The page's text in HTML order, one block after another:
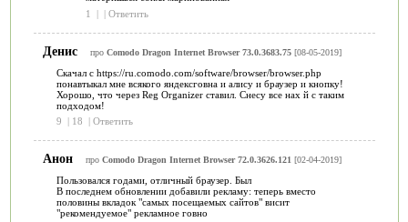
1
| | Ответить
Денис про Comodo Dragon Internet Browser 73.0.3683.75[08-05-2019]
Скачал с https://ru.comodo.com/software/browser/browser.php
понавтыкал мне всякого яндексговна и алису и браузер и кнопку!
Хорошо, что через Reg Organizer ставил. Снесу все нах й с таким
подходом!
9
| 18 | Ответить
Анон про Comodo Dragon Internet Browser 72.0.3626.121 [02-04-2019]
Пользовался годами, отличный браузер. Был
В последнем обновлении добавили рекламу: теперь вместо
половины вкладок "самых посещаемых сайтов" висит
"рекомендуемое" рекламное говно